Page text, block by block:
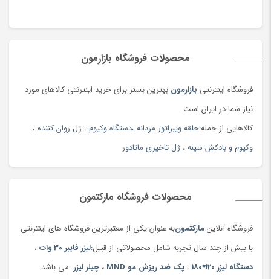
محصولات فروشگاه بازارمون
فروشگاه اینترنتی بازارمون بهترین بستر برای خرید اینترنتی کالاهای مورد
نیاز شما در ایران است .
کالاهایی از جمله:حلقه ویبراتور مردانه ،دستگاه وکیوم ، ژل روان کننده ،
وکیوم و بادکش سینه ، ژل تاخیری ماتادور
محصولات فروشگاه مارکتمون
فروشگاه آنلاینمارکتمونبه عنوان یکی از معتبرترین فروشگاه های اینترنتی
با بیش از چند سال تجربه شامل محصولاتی از قبیل:لیزر فایبر 30 وات
،
دستگاه لیزر 120*180
، پک ضد ریزش مو MND ، چیلر لیزر می باشد.